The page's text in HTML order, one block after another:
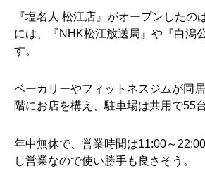
『塩名人 松江店』がオープンしたの
には、『NHK松江放送局』や『白潟
す。
ベーカリーやフィットネスジムが同
階にお店を構え、駐車場は共用で55
年中無休で、営業時間は11:00～
し営業なので使い勝手も良さそう。